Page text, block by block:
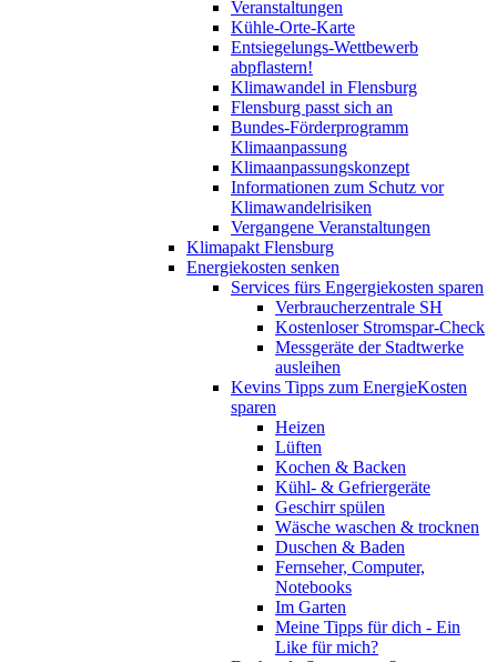
Veranstaltungen
Kühle-Orte-Karte
Entsiegelungs-Wettbewerb
abpflastern!
Klimawandel in Flensburg
Flensburg passt sich an
Bundes-Förderprogramm
Klimaanpassung
Klimaanpassungskonzept
Informationen zum Schutz vor
Klimawandelrisiken
Vergangene Veranstaltungen
Klimapakt Flensburg
Energiekosten senken
Services fürs Engergiekosten sparen
Verbraucherzentrale SH
Kostenloser Stromspar-Check
Messgeräte der Stadtwerke
ausleihen
Kevins Tipps zum EnergieKosten
sparen
Heizen
Lüften
Kochen & Backen
Kühl- & Gefriergeräte
Geschirr spülen
Wäsche waschen & trocknen
Duschen & Baden
Fernseher, Computer,
Notebooks
Im Garten
Meine Tipps für dich - Ein
Like für mich?